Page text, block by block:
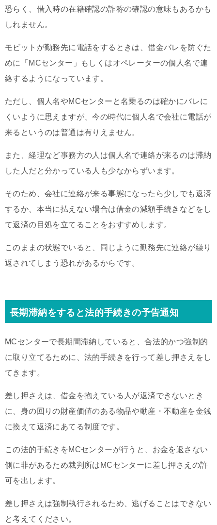
恐らく、借入時の在籍確認の詐称の確認の意味もあるかも
しれません。
モビットが勤務先に電話をするときは、借金バレを防ぐた
めに「MCセンター」もしくはオペレーターの個人名で連
絡するようになっています。
ただし、個人名やMCセンターと名乗るのは確かにバレに
くいように思えますが、今の時代に個人名で会社に電話が
来るというのは普通は有りえません。
また、経理など事務方の人は個人名で連絡が来るのは滞納
した人だと分かっている人も少なからずいます。
そのため、会社に連絡が来る事態になったら少しでも返済
するか、本当に払えない場合は借金の減額手続きなどをし
て返済の目処を立てることをおすすめします。
このままの状態でいると、同じように勤務先に連絡が繰り
返されてしまう恐れがあるからです。
長期滞納をすると法的手続きの予告通知
MCセンターで長期間滞納していると、合法的かつ強制的
に取り立てるために、法的手続きを行って差し押さえをし
てきます。
差し押さえは、借金を抱えている人が返済できないとき
に、身の回りの財産価値のある物品や動産・不動産を金銭
に換えて返済にあてる制度です。
この法的手続きをMCセンターが行うと、お金を返さない
側に非があるため裁判所はMCセンターに差し押さえの許
可を出します。
差し押さえは強制執行されるため、逃げることはできない
と考えてください。